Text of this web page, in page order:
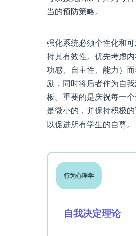
当的预防策略。
强化系统必须个性化和
持其有效性。优先考虑
功感、自主性、能力）
励，同时将后者作为自
板。重要的是庆祝每一
是微小的，并保持积极的
以促进所有学生的自尊。
行为心理学
自我决定理论